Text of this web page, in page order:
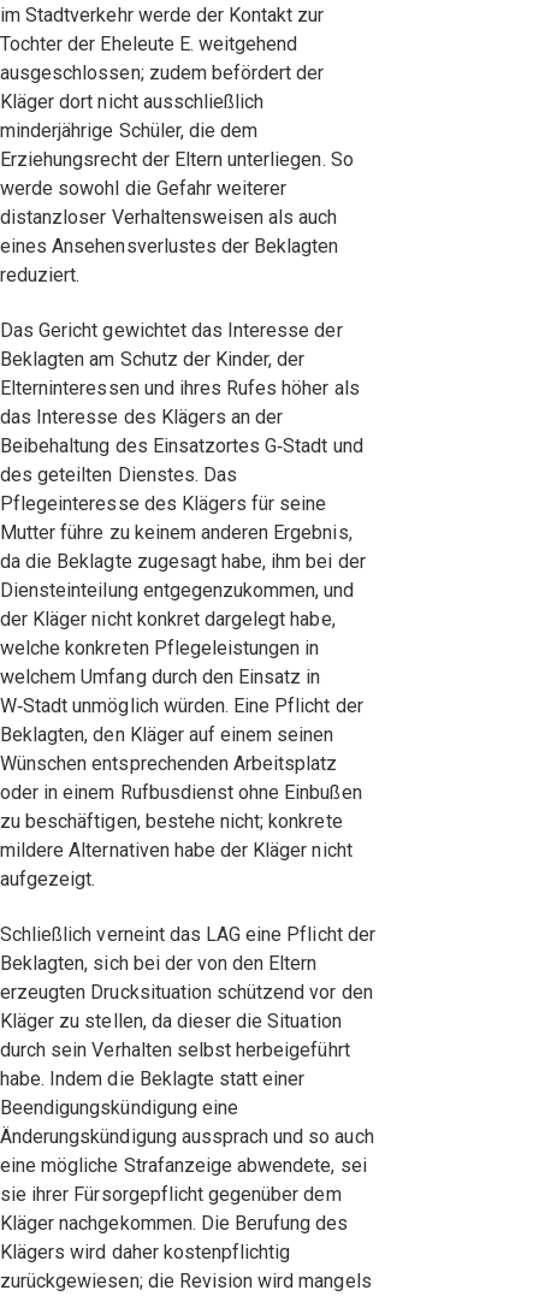
im Stadtverkehr werde der Kontakt zur
Tochter der Eheleute E. weitgehend
ausgeschlossen; zudem befördert der
Kläger dort nicht ausschließlich
minderjährige Schüler, die dem
Erziehungsrecht der Eltern unterliegen. So
werde sowohl die Gefahr weiterer
distanzloser Verhaltensweisen als auch
eines Ansehensverlustes der Beklagten
reduziert.
Das Gericht gewichtet das Interesse der
Beklagten am Schutz der Kinder, der
Elterninteressen und ihres Rufes höher als
das Interesse des Klägers an der
Beibehaltung des Einsatzortes G‑Stadt und
des geteilten Dienstes. Das
Pflegeinteresse des Klägers für seine
Mutter führe zu keinem anderen Ergebnis,
da die Beklagte zugesagt habe, ihm bei der
Diensteinteilung entgegenzukommen, und
der Kläger nicht konkret dargelegt habe,
welche konkreten Pflegeleistungen in
welchem Umfang durch den Einsatz in
W‑Stadt unmöglich würden. Eine Pflicht der
Beklagten, den Kläger auf einem seinen
Wünschen entsprechenden Arbeitsplatz
oder in einem Rufbusdienst ohne Einbußen
zu beschäftigen, bestehe nicht; konkrete
mildere Alternativen habe der Kläger nicht
aufgezeigt.
Schließlich verneint das LAG eine Pflicht der
Beklagten, sich bei der von den Eltern
erzeugten Drucksituation schützend vor den
Kläger zu stellen, da dieser die Situation
durch sein Verhalten selbst herbeigeführt
habe. Indem die Beklagte statt einer
Beendigungskündigung eine
Änderungskündigung aussprach und so auch
eine mögliche Strafanzeige abwendete, sei
sie ihrer Fürsorgepflicht gegenüber dem
Kläger nachgekommen. Die Berufung des
Klägers wird daher kostenpflichtig
zurückgewiesen; die Revision wird mangels